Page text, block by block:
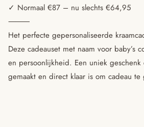
✓ Normaal €87 – nu slechts €64,95
⸻
Het perfecte gepersonaliseerde
Deze cadeauset met naam voor baby’s
en persoonlijkheid. Een uniek
gemaakt en direct klaar is om cadeau te